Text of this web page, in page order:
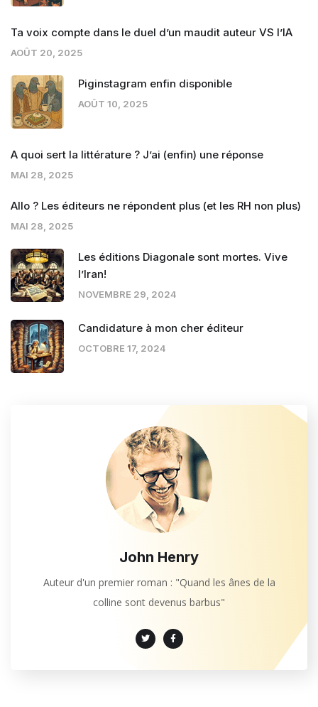
Ta voix compte dans le duel d’un maudit auteur VS l’IA
AOÛT 20, 2025
Piginstagram enfin disponible
AOÛT 10, 2025
A quoi sert la littérature ? J’ai (enfin) une réponse
MAI 28, 2025
Allo ? Les éditeurs ne répondent plus (et les RH non plus)
MAI 28, 2025
Les éditions Diagonale sont mortes. Vive
l’Iran!
NOVEMBRE 29, 2024
Candidature à mon cher éditeur
OCTOBRE 17, 2024
John Henry
Auteur d'un premier roman : "Quand les ânes de la
colline sont devenus barbus"